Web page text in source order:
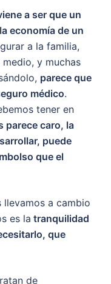
a ser que un
economía de un
a la familia,
y muchas
parece que
médico.
tener en
parece caro, la
puede
que el
llevamos a cambio
es la tranquilidad
que
de